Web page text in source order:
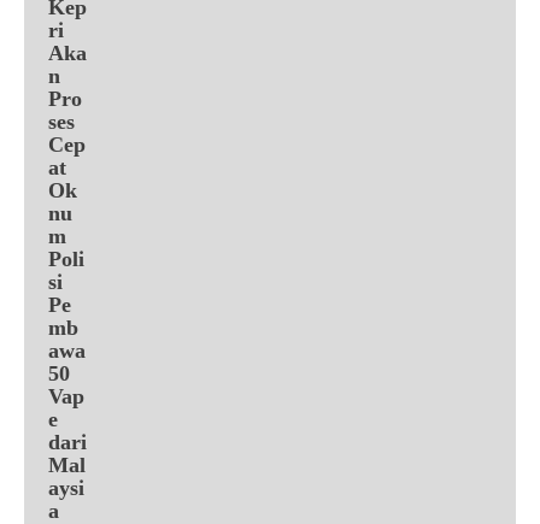
Kep
ri
Aka
n
Pro
ses
Cep
at
Ok
nu
m
Poli
si
Pe
mb
awa
50
Vap
e
dari
Mal
aysi
a